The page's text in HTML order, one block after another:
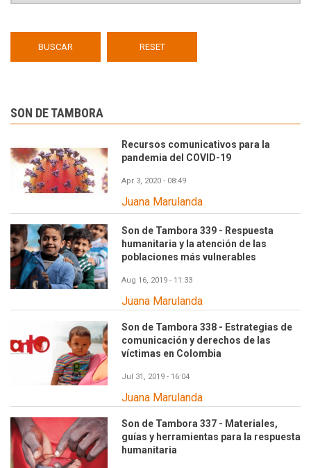
SON DE TAMBORA
Recursos comunicativos para la
pandemia del COVID-19
Apr 3, 2020 - 08:49
Juana Marulanda
Son de Tambora 339 - Respuesta
humanitaria y la atención de las
poblaciones más vulnerables
Aug 16, 2019 - 11:33
Juana Marulanda
Son de Tambora 338 - Estrategias de
comunicación y derechos de las
víctimas en Colombia
Jul 31, 2019 - 16:04
Juana Marulanda
Son de Tambora 337 - Materiales,
guías y herramientas para la respuesta
humanitaria